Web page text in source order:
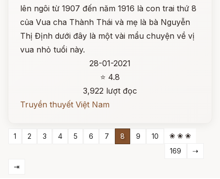
lên ngôi từ 1907 đến năm 1916 là con trai thứ 8
của Vua cha Thành Thái và mẹ là bà Nguyễn
Thị Định dưới đây là một vài mẩu chuyện về vị
vua nhỏ tuổi này.
28-01-2021
⭐ 4.8
3,922 lượt đọc
Truyền thuyết Việt Nam
1 2 3 4 5 6 7 8 9 10
❀ ❀ ❀
169
⇢
⇥